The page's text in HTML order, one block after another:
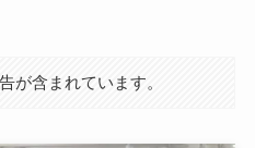
が含まれています。